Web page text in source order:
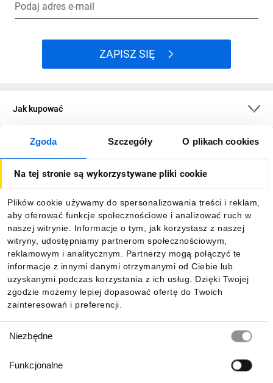
Zgoda Szczegóły O plikach cookies
Na tej stronie są wykorzystywane pliki cookie
Plików cookie używamy do spersonalizowania treści i reklam,
aby oferować funkcje społecznościowe i analizować ruch w
naszej witrynie. Informacje o tym, jak korzystasz z naszej
witryny, udostępniamy partnerom społecznościowym,
reklamowym i analitycznym. Partnerzy mogą połączyć te
informacje z innymi danymi otrzymanymi od Ciebie lub
uzyskanymi podczas korzystania z ich usług. Dzięki Twojej
zgodzie możemy lepiej dopasować ofertę do Twoich
zainteresowań i preferencji.
zgody
Niezbędne
Funkcjonalne
Podaj adres e-mail
ZAPISZ SIĘ
Jak kupować
O firmie
Informacje
Pobierz naszą aplikację mobilną: